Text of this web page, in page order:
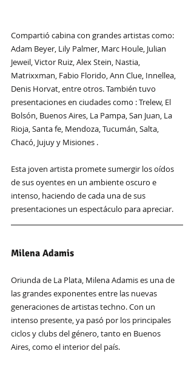
Compartió cabina con grandes artistas como:
Adam Beyer, Lily Palmer, Marc Houle, Julian
Jeweil, Victor Ruiz, Alex Stein, Nastia,
Matrixxman, Fabio Florido, Ann Clue, Innellea,
Denis Horvat, entre otros. También tuvo
presentaciones en ciudades como : Trelew, El
Bolsón, Buenos Aires, La Pampa, San Juan, La
Rioja, Santa fe, Mendoza, Tucumán, Salta,
Chacó, Jujuy y Misiones .
Esta joven artista promete sumergir los oídos
de sus oyentes en un ambiente oscuro e
intenso, haciendo de cada una de sus
presentaciones un espectáculo para apreciar.
Milena Adamis
Oriunda de La Plata, Milena Adamis es una de
las grandes exponentes entre las nuevas
generaciones de artistas techno. Con un
intenso presente, ya pasó por los principales
ciclos y clubs del género, tanto en Buenos
Aires, como el interior del país.